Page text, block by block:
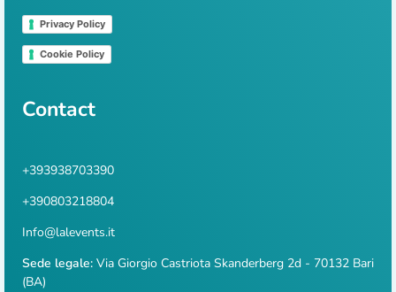
Privacy Policy
Cookie Policy
Contact
+393938703390
+390803218804
Info@lalevents.it
Sede legale: Via Giorgio Castriota Skanderberg 2d - 70132 Bari
(BA)